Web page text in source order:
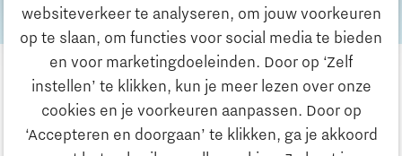
websiteverkeer te analyseren, om jouw voorkeuren
op te slaan, om functies voor social media te bieden
en voor marketingdoeleinden. Door op ‘Zelf
instellen’ te klikken, kun je meer lezen over onze
cookies en je voorkeuren aanpassen. Door op
‘Accepteren en doorgaan’ te klikken, ga je akkoord